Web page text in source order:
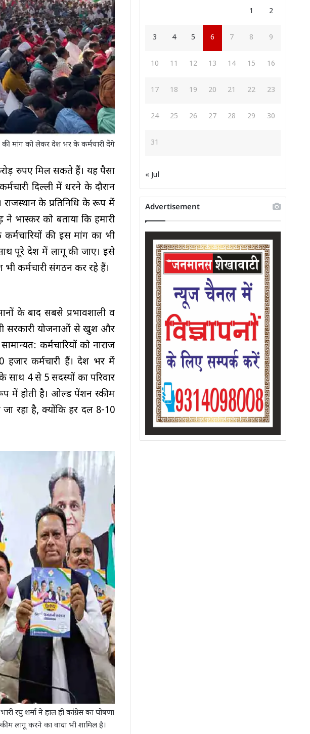
मांग को लेकर देश भर के कर्मचारी देंगे
रुपए मिल सकते हैं। यह पैसा
दिल्ली में धरने के दौरान
के प्रतिनिधि के रूप में
ने भास्कर को बताया कि हमारी
की इस मांग का भी
पूरे देश में लागू की जाए। इसे
भी कर्मचारी संगठन कर रहे हैं।
के बाद सबसे प्रभावशाली व
सरकारी योजनाओं से खुश और
कर्मचारियों को नाराज
कर्मचारी हैं। देश भर में
साथ 4 से 5 सदस्यों का परिवार
में होती है। ओल्ड पेंशन स्कीम
रहा है, क्योंकि हर दल 8-10
रघु शर्मा ने हाल ही कांग्रेस का घोषणा
लागू करने का वादा भी शामिल है।
1 2
3 4 5 6 7 8 9
10 11 12 13 14 15 16
17 18 19 20 21 22 23
24 25 26 27 28 29 30
31
« Jul
Advertisement